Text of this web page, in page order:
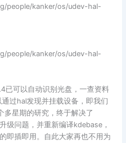
people/kanker/os/udev-hal-
people/kanker/os/udev-hal-
已可以自动识别光盘，一查资料
过hal发现并挂载设备，即我们
多星期的研究，终于解决了
级问题，并重新编译kdebase，
即插即用。自此大家再也不用为